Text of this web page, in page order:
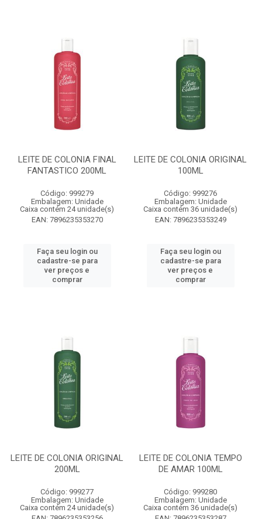
LEITE DE COLONIA FINAL
FANTASTICO 200ML
Código: 999279
Embalagem: Unidade
Caixa contém 24 unidade(s)
EAN: 7896235353270
Faça seu login ou
cadastre-se para
ver preços e
comprar
LEITE DE COLONIA ORIGINAL
100ML
Código: 999276
Embalagem: Unidade
Caixa contém 36 unidade(s)
EAN: 7896235353249
Faça seu login ou
cadastre-se para
ver preços e
comprar
LEITE DE COLONIA ORIGINAL
200ML
Código: 999277
Embalagem: Unidade
Caixa contém 24 unidade(s)
LEITE DE COLONIA TEMPO
DE AMAR 100ML
Código: 999280
Embalagem: Unidade
Caixa contém 36 unidade(s)